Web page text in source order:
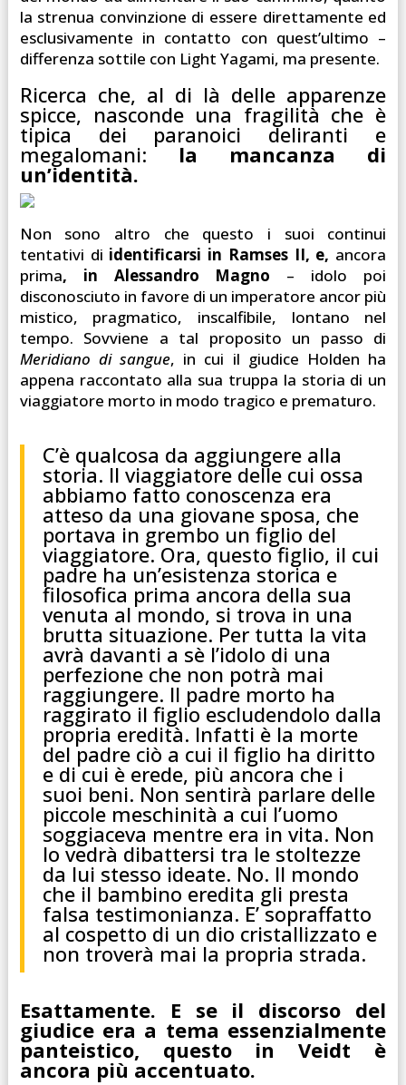
la strenua convinzione di essere direttamente ed
esclusivamente in contatto con quest’ultimo –
differenza sottile con Light Yagami, ma presente.
Ricerca che, al di là delle apparenze
spicce, nasconde una fragilità che è
tipica dei paranoici deliranti e
megalomani: la mancanza di
un’identità.
Non sono altro che questo i suoi continui
tentativi di identificarsi in Ramses II, e, ancora
prima, in Alessandro Magno – idolo poi
disconosciuto in favore di un imperatore ancor più
mistico, pragmatico, inscalfibile, lontano nel
tempo. Sovviene a tal proposito un passo di
Meridiano di sangue, in cui il giudice Holden ha
appena raccontato alla sua truppa la storia di un
viaggiatore morto in modo tragico e prematuro.
C’è qualcosa da aggiungere alla
storia. Il viaggiatore delle cui ossa
abbiamo fatto conoscenza era
atteso da una giovane sposa, che
portava in grembo un figlio del
viaggiatore. Ora, questo figlio, il cui
padre ha un’esistenza storica e
filosofica prima ancora della sua
venuta al mondo, si trova in una
brutta situazione. Per tutta la vita
avrà davanti a sè l’idolo di una
perfezione che non potrà mai
raggiungere. Il padre morto ha
raggirato il figlio escludendolo dalla
propria eredità. Infatti è la morte
del padre ciò a cui il figlio ha diritto
e di cui è erede, più ancora che i
suoi beni. Non sentirà parlare delle
piccole meschinità a cui l’uomo
soggiaceva mentre era in vita. Non
lo vedrà dibattersi tra le stoltezze
da lui stesso ideate. No. Il mondo
che il bambino eredita gli presta
falsa testimonianza. E’ sopraffatto
al cospetto di un dio cristallizzato e
non troverà mai la propria strada.
Esattamente. E se il discorso del
giudice era a tema essenzialmente
panteistico, questo in Veidt è
ancora più accentuato.